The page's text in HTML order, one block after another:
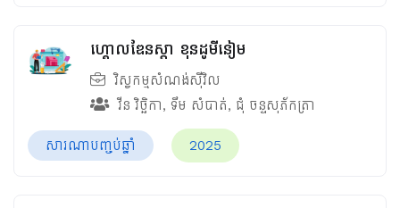
ហ្គោលឌែនស្តា ខុនដូមីនៀម
វិស្វកម្មសំណង់ស៊ីវិល
វីន វិច្ឆិកា, ទឹម សំបាត់, ជុំ​ ចន្ទសុភ័កត្រា
សារណាបញ្ចប់ឆ្នាំ 2025